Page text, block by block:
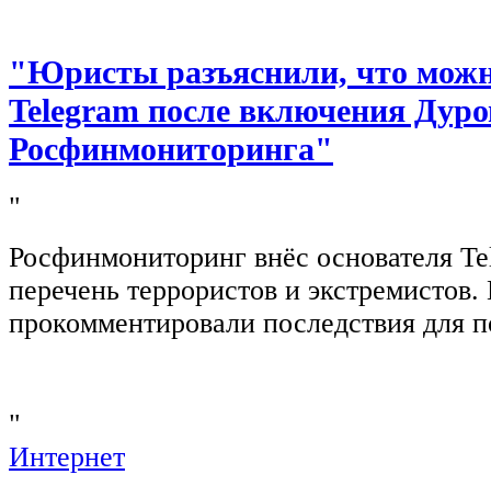
"Юристы разъяснили, что
Telegram после включения
Росфинмониторинга"
"
Росфинмониторинг внёс основателя
перечень террористов и
прокомментировали последствия для
"
Интернет